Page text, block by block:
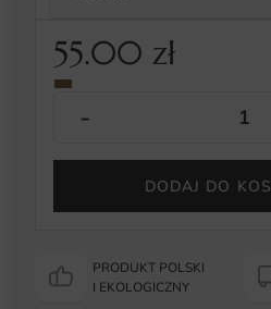
55.00 zł
DODAJ DO
PRODUKT POLSKI
I EKOLOGICZNY